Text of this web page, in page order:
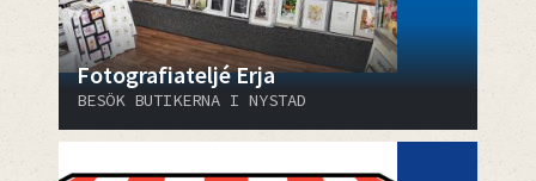
Fotografiateljé Erja
BESÖK BUTIKERNA I NYSTAD